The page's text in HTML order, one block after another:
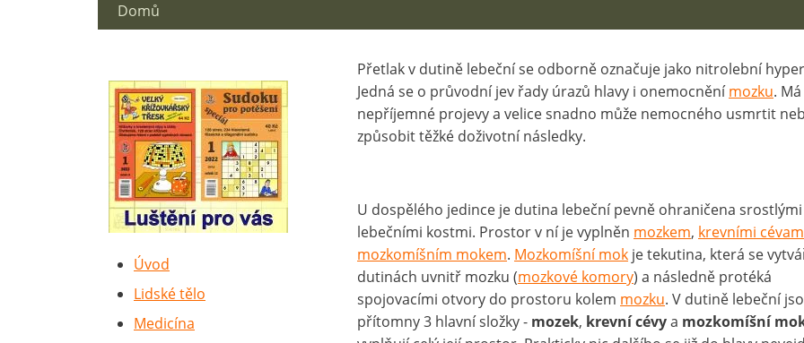
Domů
Přetlak v dutině lebeční se odborně označuje jako nitrolební
Jedná se o průvodní jev řady úrazů hlavy i onemocněnímozku.
nepříjemné projevy a velice snadno může nemocného usmrtit
způsobit těžké doživotní následky.
U dospělého jedince je dutina lebeční pevně ohraničena srostlými
lebečními kostmi. Prostor v ní je vyplněn mozkem, krevními
mozkomíšním mokem. Mozkomíšní mok je tekutina, která se
dutinách uvnitř mozku (mozkové komory) a následně protéká
spojovacími otvory do prostoru kolem mozku. V dutině lebeční
přítomny 3 hlavní složky - mozek, krevní cévya mozkomíšní
Úvod
Lidské tělo
Medicína